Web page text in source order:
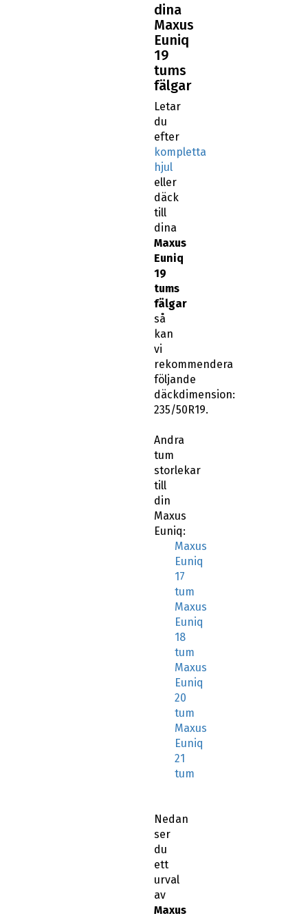
dina
Maxus
Euniq
19
tums
fälgar
Letar
du
efter
kompletta
hjul
eller
däck
till
dina
Maxus
Euniq
19
tums
fälgar
så
kan
vi
rekommendera
följande
däckdimension:
235/50R19.
Andra
tum
storlekar
till
din
Maxus
Euniq:
Maxus
Euniq
17
tum
Maxus
Euniq
18
tum
Maxus
Euniq
20
tum
Maxus
Euniq
21
tum
Nedan
ser
du
ett
urval
av
Maxus